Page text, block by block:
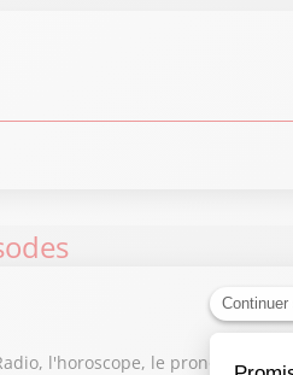
l'horoscope, le pronostic